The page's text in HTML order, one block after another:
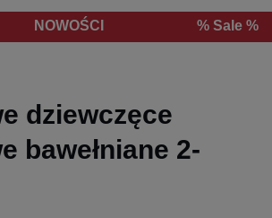
NOWOŚCI % Sale %
dziewczęce
bawełniane 2-